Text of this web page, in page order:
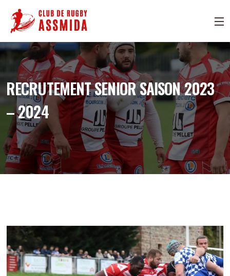
RECRUTEMENT SENIOR SAISON 2023
– 2024